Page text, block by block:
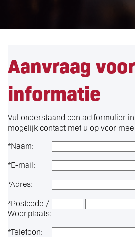
Aanvraag
informatie
Vul onderstaand contactformulier
mogelijk contact met u op voor
*Naam:
*E-mail:
*Adres:
*Postcode /
Woonplaats:
*Telefoon: